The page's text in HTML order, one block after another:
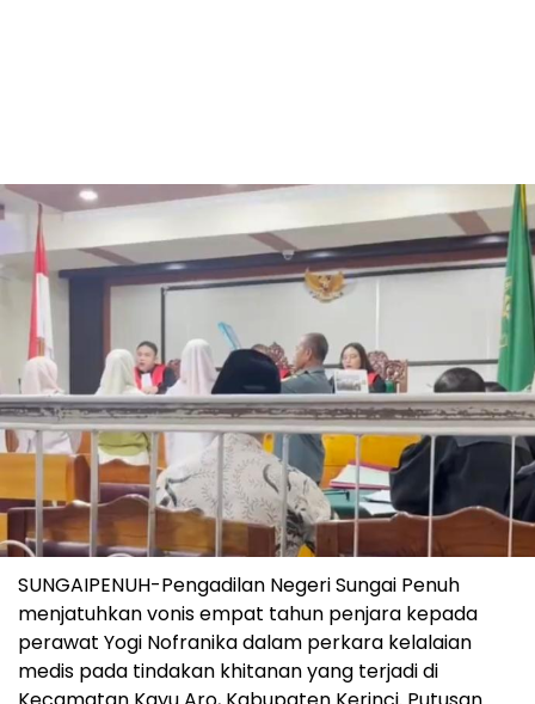
SUNGAIPENUH-Pengadilan Negeri Sungai Penuh
menjatuhkan vonis empat tahun penjara kepada
perawat Yogi Nofranika dalam perkara kelalaian
medis pada tindakan khitanan yang terjadi di